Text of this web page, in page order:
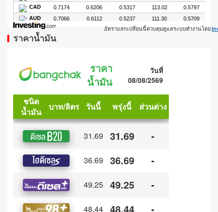
อัตราแลกเปลี่ยนนี้ควบคุมดูแลระบบทำงานโดย
ราคาน้ำมัน